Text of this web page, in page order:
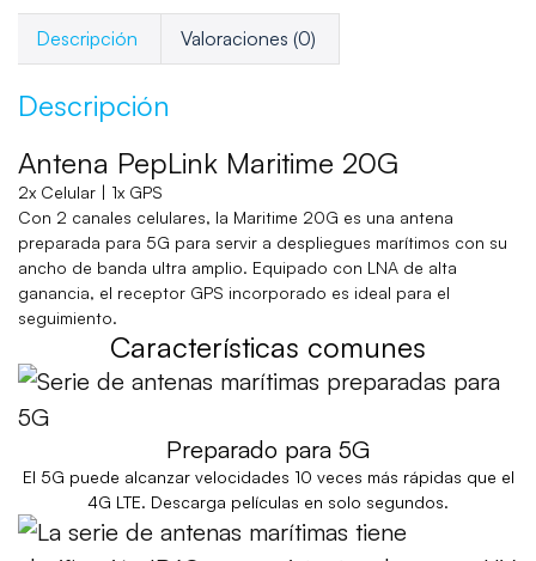
Descripción Valoraciones (0)
Descripción
Antena PepLink Maritime 20G
2x Celular | 1x GPS
Con 2 canales celulares, la Maritime 20G es una antena
preparada para 5G para servir a despliegues marítimos con su
ancho de banda ultra amplio. Equipado con LNA de alta
ganancia, el receptor GPS incorporado es ideal para el
seguimiento.
Características comunes
Preparado para 5G
El 5G puede alcanzar velocidades 10 veces más rápidas que el
4G LTE. Descarga películas en solo segundos.